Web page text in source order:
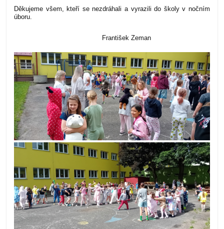
Děkujeme všem, kteří se nezdráhali a vyrazili do školy v nočním
úboru.
František Zeman